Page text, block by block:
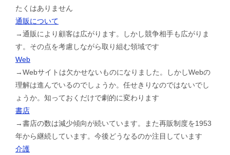
たくはありません
通販について
→通販により顧客は広がります。しかし競争相手も広がりま
す。その点を考慮しながら取り組む領域です
Web
→Webサイトは欠かせないものになりました。しかしWebの
理解は進んでいるのでしょうか。任せきりなのではないでし
ょうか。知っておくだけで劇的に変わります
書店
→書店の数は減少傾向が続いています。また再販制度を1953
年から継続しています。今後どうなるのか注目しています
介護